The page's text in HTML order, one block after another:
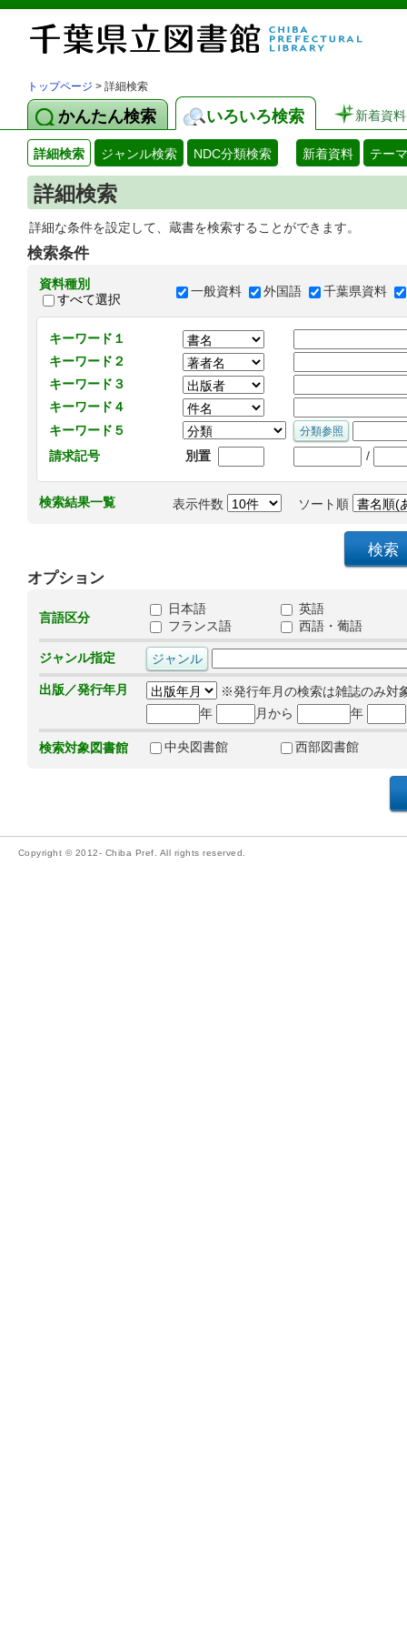
トップページ > 詳細検索
かんたん検索 いろいろ検索 新着資料
詳細検索 ジャンル検索 NDC分類検索 新着資料 テー
詳細検索
詳細な条件を設定して、蔵書を検索することができます。
検索条件
資料種別
すべて選択
一般資料 外国語 千葉県資料
キーワード１
キーワード２
キーワード３
キーワード４
キーワード５
請求記号
別置 /
検索結果一覧 表示件数 ソート順
オプション
言語区分
日本語
英語
フランス語
西語・葡語
ジャンル指定
出版／発行年月
※発行年月の検索は雑誌のみ対
年
月から 年
検索対象図書館 中央図書館 西部図書館
Copyright © 2012- Chiba Pref. All rights reserved.